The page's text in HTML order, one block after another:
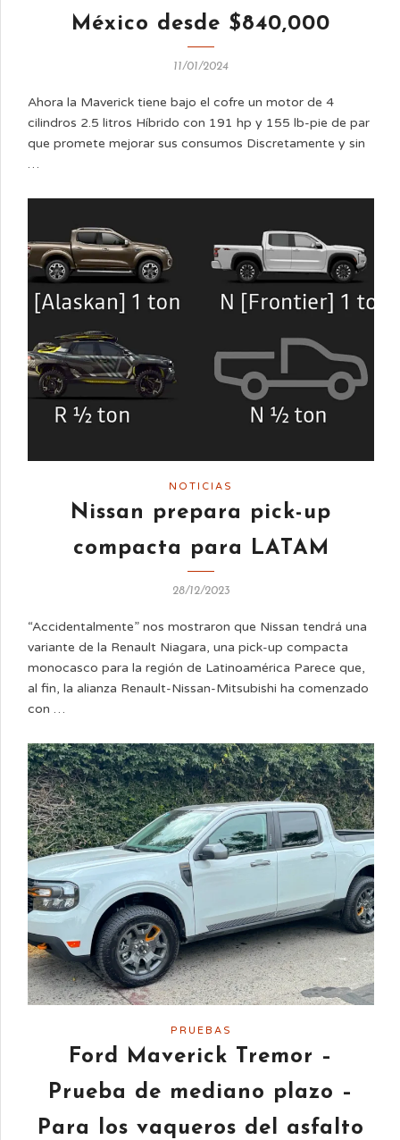
México desde $840,000
11/01/2024
Ahora la Maverick tiene bajo el cofre un motor de 4
cilindros 2.5 litros Híbrido con 191 hp y 155 lb-pie de par
que promete mejorar sus consumos Discretamente y sin
…
NOTICIAS
Nissan prepara pick-up
compacta para LATAM
28/12/2023
“Accidentalmente” nos mostraron que Nissan tendrá una
variante de la Renault Niagara, una pick-up compacta
monocasco para la región de Latinoamérica Parece que,
al fin, la alianza Renault-Nissan-Mitsubishi ha comenzado
con …
PRUEBAS
Ford Maverick Tremor –
Prueba de mediano plazo –
Para los vaqueros del asfalto